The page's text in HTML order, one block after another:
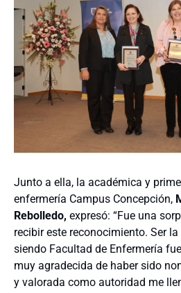
Junto a ella, la académica y
enfermería Campus Concepción,
Rebolledo, expresó: “Fue una
recibir este reconocimiento. Ser
siendo Facultad de Enfermería
muy agradecida de haber sido
y valorada como autoridad me